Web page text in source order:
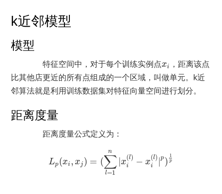
k近邻模型
模型
特征空间中，对于每个训练实例点xi
xi ，距离该点
比其他店更近的所有点组成的一个区域，叫做单元。k近
邻算法就是利用训练数据集对特征向量空间进行划分。
距离度量
距离度量公式定义为：
Lp(xi , xj) = (
n
∑
l=1
|x(l)
i − x(l)
i |p)
1
p
1n